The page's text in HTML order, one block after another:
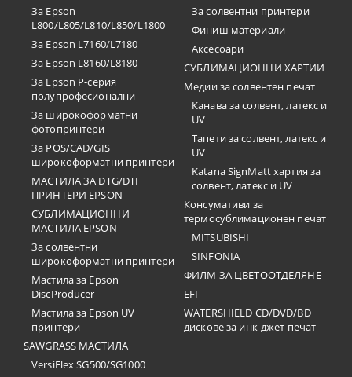
За Epson
L800/L805/L810/L850/L1800
За Epson L7160/L7180
За Epson L8160/L8180
За Epson P-серия
полупрофесионални
За широкоформатни
фотопринтери
За POS/CAD/GIS
широкоформатни принтери
МАСТИЛА ЗА DTG/DTF
ПРИНТЕРИ EPSON
СУБЛИМАЦИОННИ
МАСТИЛА EPSON
За солвентни
широкоформатни принтери
Мастила за Epson
DiscProducer
Мастила за Epson UV
принтери
SAWGRASS МАСТИЛА
VersiFlex SG500/SG1000
За солвентни принтери
Финиш материали
Аксесоари
СУБЛИМАЦИОННИ ХАРТИИ
Медии за солвентен печат
Канава за солвент, латекс и
UV
Тапети за солвент, латекс и
UV
Katana SignMatt хартия за
солвент, латекс и UV
Консумативи за
термосублимационен печат
MITSUBISHI
SINFONIA
ФИЛМ ЗА ЦВЕТООТДЕЛЯНЕ
EFI
WATERSHIELD CD/DVD/BD
дискове за инк-джет печат